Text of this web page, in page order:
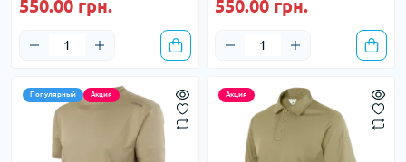
550.00 грн. 550.00 грн.
Популярный Акция Акция